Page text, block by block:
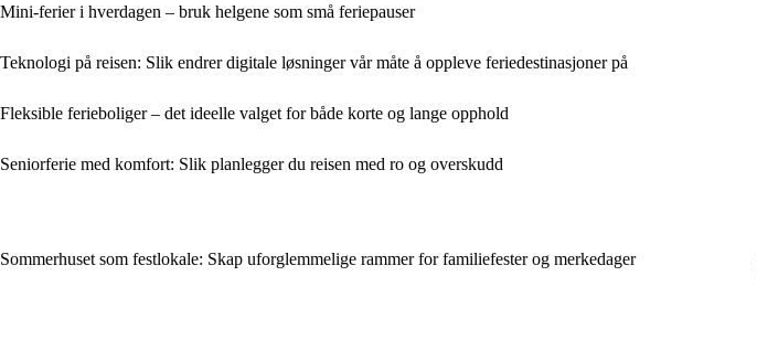
Mini-ferier i hverdagen – bruk helgene som små feriepauser
Teknologi på reisen: Slik endrer digitale løsninger vår måte å oppleve feriedestinasjoner på
Fleksible ferieboliger – det ideelle valget for både korte og lange opphold
Seniorferie med komfort: Slik planlegger du reisen med ro og overskudd
Sommerhuset som festlokale: Skap uforglemmelige rammer for familiefester og merkedager